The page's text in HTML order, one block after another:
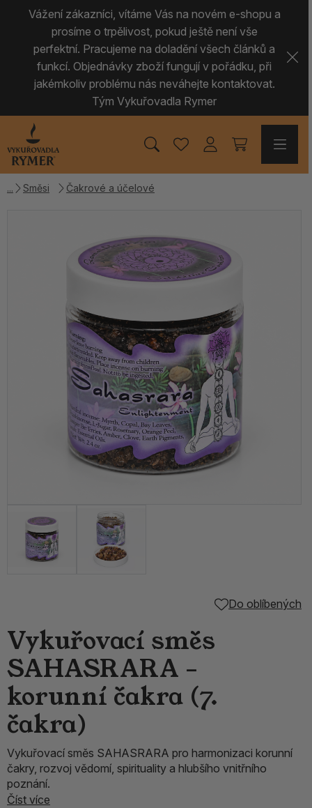
Vážení zákazníci, vítáme Vás na novém e-shopu a
prosíme o trpělivost, pokud ještě není vše
perfektní. Pracujeme na doladění všech článků a
funkcí. Objednávky zboží fungují v pořádku, při
jakémkoliv problému nás neváhejte kontaktovat.
Tým Vykuřovadla Rymer
Směsi Čakrové a účelové
Do oblíbených
Vykuřovací směs
SAHASRARA –
korunní čakra (7.
čakra)
Vykuřovací směs SAHASRARA pro harmonizaci korunní
čakry, rozvoj vědomí, spirituality a hlubšího vnitřního
poznání.
Číst více